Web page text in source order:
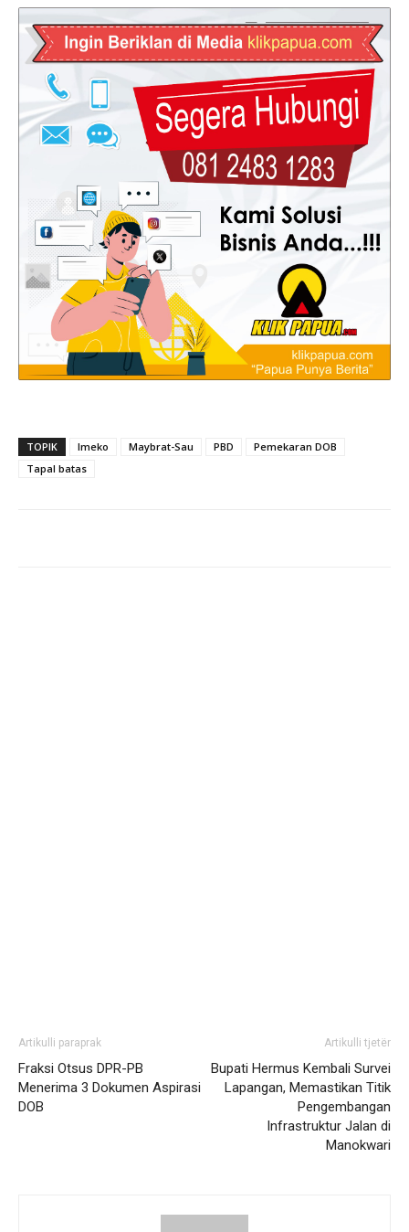
TOPIK Imeko Maybrat-Sau PBD
Pemekaran DOB
Tapal batas
Artikulli paraprak
Fraksi Otsus DPR-PB
Menerima 3 Dokumen Aspirasi
DOB
Artikulli tjetër
Bupati Hermus Kembali Survei
Lapangan, Memastikan Titik
Pengembangan
Infrastruktur Jalan di
Manokwari